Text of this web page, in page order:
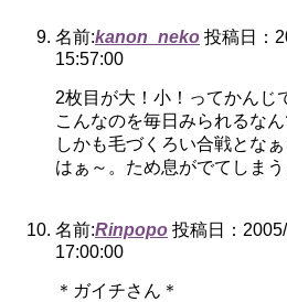
名前:kanon_neko 投稿日：
15:57:00
2枚目が大！小！ってかんじ
こんなのを毎日みられるな
しかも毛づくろい合戦となぁ
はぁ～。ため息がでてしまう
名前:Rinpopo 投稿日：
17:00:00
＊ガイチさん＊